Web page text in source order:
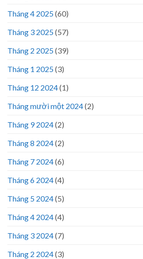
Tháng 4 2025(60)
Tháng 3 2025(57)
Tháng 2 2025(39)
Tháng 1 2025(3)
Tháng 12 2024(1)
Tháng mười một 2024(2)
Tháng 9 2024(2)
Tháng 8 2024(2)
Tháng 7 2024(6)
Tháng 6 2024(4)
Tháng 5 2024(5)
Tháng 4 2024(4)
Tháng 3 2024(7)
Tháng 2 2024(3)